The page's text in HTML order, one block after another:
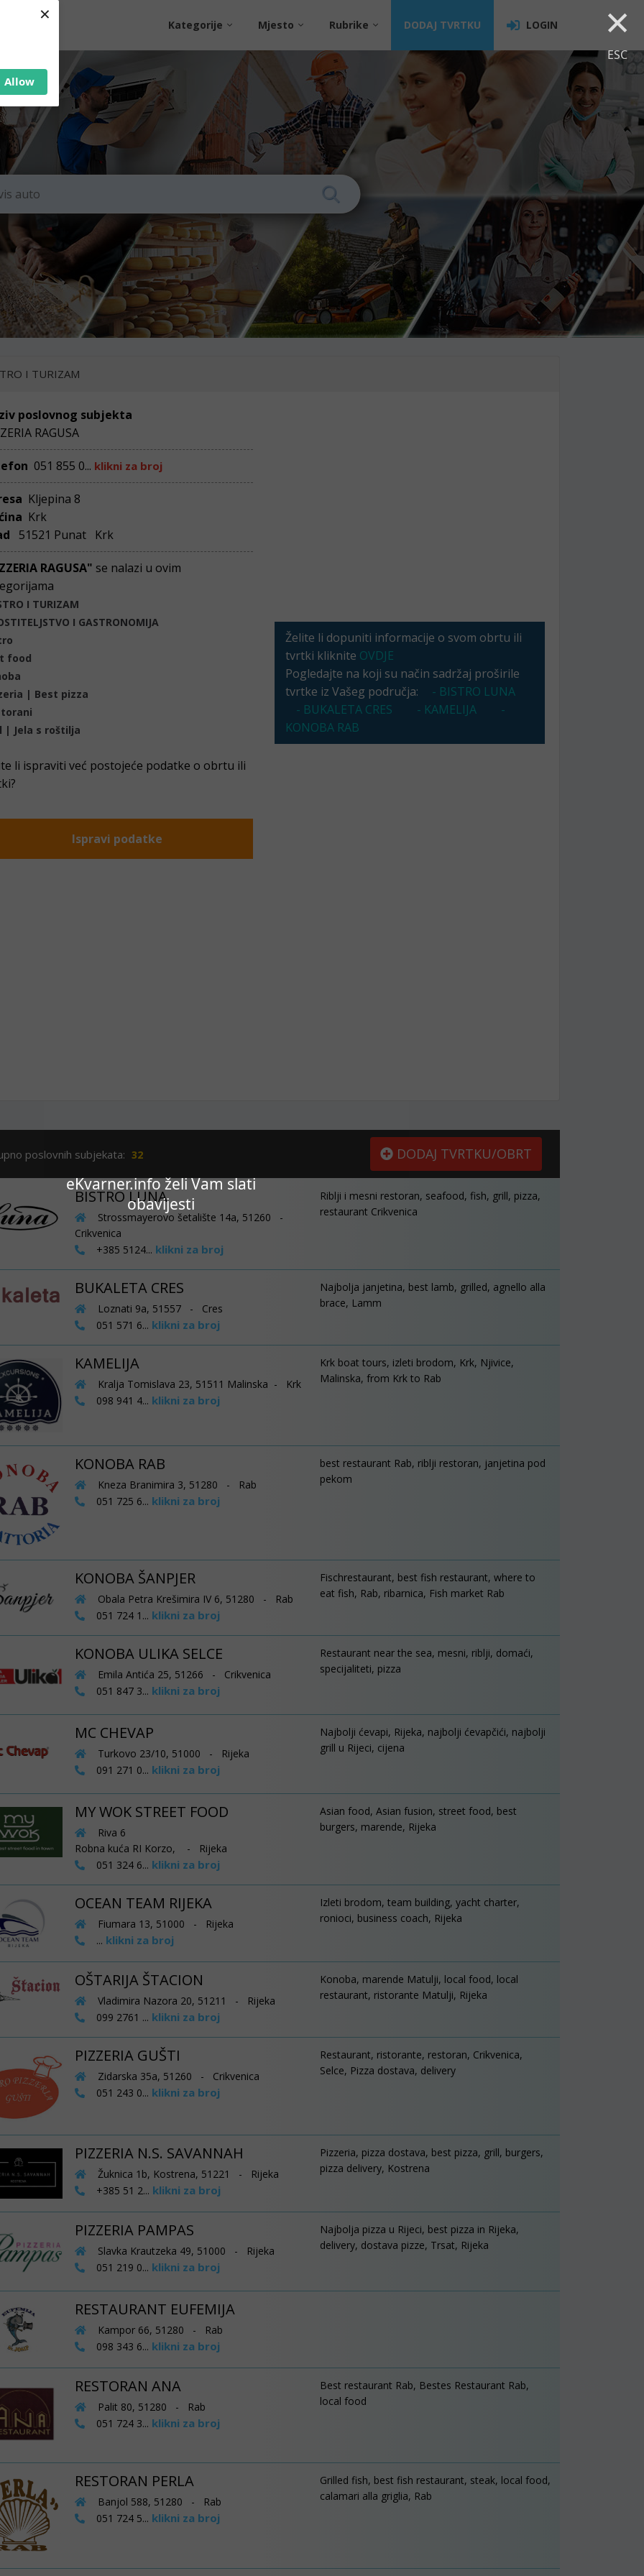
Allow
× ×
ESC
eKvarner.info želi Vam slati
obavijesti
Kategorije Mjesto Rubrike DODAJ TVRTKU LOGIN
I TURIZAM
poslovnog subjekta
RAGUSA
051 855 0... klikni za broj
Kljepina 8
Krk
51521 Punat Krk
RAGUSA" se nalazi u ovim
I TURIZAM
I GASTRONOMIJA
food
| Best pizza
| Jela s roštilja
li ispraviti već postojeće podatke o obrtu ili
Ispravi podatke
Želite li dopuniti informacije o svom obrtu ili
tvrtki kliknite OVDJE
Pogledajte na koji su način sadržaj proširile
tvrtke iz Vašeg područja:
- BISTRO LUNA
- BUKALETA CRES
- KAMELIJA
-
KONOBA RAB
poslovnih subjekata: 32 DODAJ TVRTKU/OBRT
BISTRO LUNA
Strossmayerovo šetalište 14a, 51260 -
Crikvenica
+385 5124... klikni za broj
Riblji i mesni restoran, seafood, fish, grill, pizza,
restaurant Crikvenica
BUKALETA CRES
Loznati 9a, 51557 - Cres
051 571 6... klikni za broj
Najbolja janjetina, best lamb, grilled, agnello alla
brace, Lamm
KAMELIJA
Kralja Tomislava 23, 51511 Malinska - Krk
098 941 4... klikni za broj
Krk boat tours, izleti brodom, Krk, Njivice,
Malinska, from Krk to Rab
KONOBA RAB
Kneza Branimira 3, 51280 - Rab
051 725 6... klikni za broj
best restaurant Rab, riblji restoran, janjetina pod
pekom
KONOBA ŠANPJER
Obala Petra Krešimira IV 6, 51280 - Rab
051 724 1... klikni za broj
Fischrestaurant, best fish restaurant, where to
eat fish, Rab, ribarnica, Fish market Rab
KONOBA ULIKA SELCE
Emila Antića 25, 51266 - Crikvenica
051 847 3... klikni za broj
Restaurant near the sea, mesni, riblji, domaći,
specijaliteti, pizza
MC CHEVAP
Turkovo 23/10, 51000 - Rijeka
091 271 0... klikni za broj
Najbolji ćevapi, Rijeka, najbolji ćevapčići, najbolji
grill u Rijeci, cijena
MY WOK STREET FOOD
Riva 6
Robna kuća RI Korzo, - Rijeka
051 324 6... klikni za broj
Asian food, Asian fusion, street food, best
burgers, marende, Rijeka
OCEAN TEAM RIJEKA
Fiumara 13, 51000 - Rijeka
... klikni za broj
Izleti brodom, team building, yacht charter,
ronioci, business coach, Rijeka
OŠTARIJA ŠTACION
Vladimira Nazora 20, 51211 - Rijeka
099 2761 ... klikni za broj
Konoba, marende Matulji, local food, local
restaurant, ristorante Matulji, Rijeka
PIZZERIA GUŠTI
Zidarska 35a, 51260 - Crikvenica
051 243 0... klikni za broj
Restaurant, ristorante, restoran, Crikvenica,
Selce, Pizza dostava, delivery
PIZZERIA N.S. SAVANNAH
Žuknica 1b, Kostrena, 51221 - Rijeka
+385 51 2... klikni za broj
Pizzeria, pizza dostava, best pizza, grill, burgers,
pizza delivery, Kostrena
PIZZERIA PAMPAS
Slavka Krautzeka 49, 51000 - Rijeka
051 219 0... klikni za broj
Najbolja pizza u Rijeci, best pizza in Rijeka,
delivery, dostava pizze, Trsat, Rijeka
RESTAURANT EUFEMIJA
Kampor 66, 51280 - Rab
098 343 6... klikni za broj
RESTORAN ANA
Palit 80, 51280 - Rab
051 724 3... klikni za broj
Best restaurant Rab, Bestes Restaurant Rab,
local food
RESTORAN PERLA
Banjol 588, 51280 - Rab
051 724 5... klikni za broj
Grilled fish, best fish restaurant, steak, local food,
calamari alla griglia, Rab